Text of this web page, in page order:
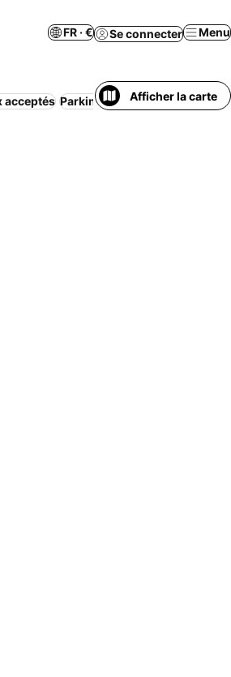
FR · € Se connecter Menu
acceptés Parking Piscine Climatisation
Afficher la carte